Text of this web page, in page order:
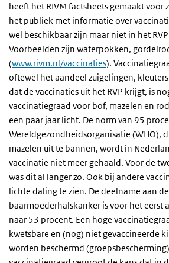
heeft het RIVM factsheets gemaakt voor
het publiek met informatie over
wel beschikbaar zijn maar niet in het
Voorbeelden zijn waterpokken,
(www.rivm.nl/vaccinaties).
oftewel het aandeel zuigelingen,
dat de vaccinaties uit het RVP krijgt, is
vaccinatiegraad voor bof, mazelen en
een paar jaar licht. De norm van 95
Wereldgezondheidsorganisatie (WHO),
mazelen uit te bannen, wordt in
vaccinatie niet meer gehaald. Voor de
was dit al langer zo. Ook bij andere
lichte daling te zien. De deelname aan
baarmoederhalskanker is voor het eerst
naar 53 procent. Een hoge
kwetsbare en (nog) niet gevaccineerde
worden beschermd